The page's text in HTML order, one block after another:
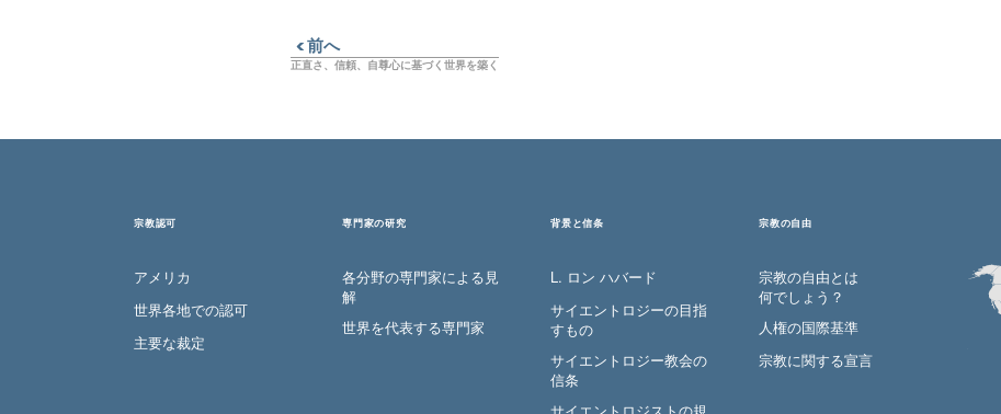
前へ
正直さ、信頼、自尊心に基づく世界を築く
宗教認可
アメリカ
世界各地での認可
主要な裁定
専門家の研究
各分野の専門家による見
解
世界を代表する専門家
背景と信条
L. ロン ハバード
サイエントロジーの目指
すもの
サイエントロジー教会の
信条
サイエントロジストの規
宗教の自由
宗教の自由とは
何でしょう？
人権の国際基準
宗教に関する宣言